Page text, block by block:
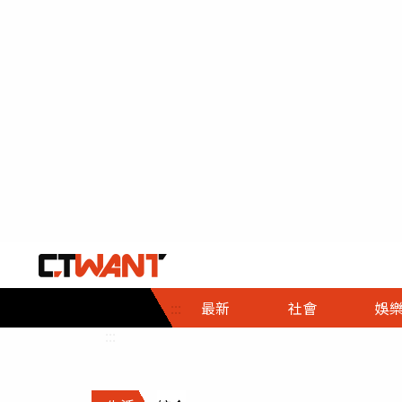
::: 最新 社會
社會首頁
時事
調查
娛樂
娛樂首頁
即時
財經首頁
熱線
政